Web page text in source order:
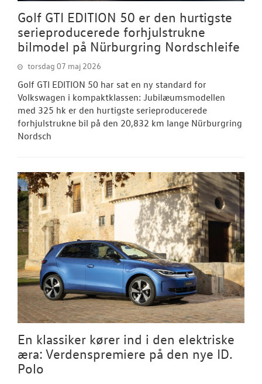
Golf GTI EDITION 50 er den hurtigste
serieproducerede forhjulstrukne
bilmodel på Nürburgring Nordschleife
torsdag 07 maj 2026
Golf GTI EDITION 50 har sat en ny standard for
Volkswagen i kompaktklassen: Jubilæumsmodellen
med 325 hk er den hurtigste serieproducerede
forhjulstrukne bil på den 20,832 km lange Nürburgring
Nordsch
En klassiker kører ind i den elektriske
æra: Verdenspremiere på den nye ID.
Polo